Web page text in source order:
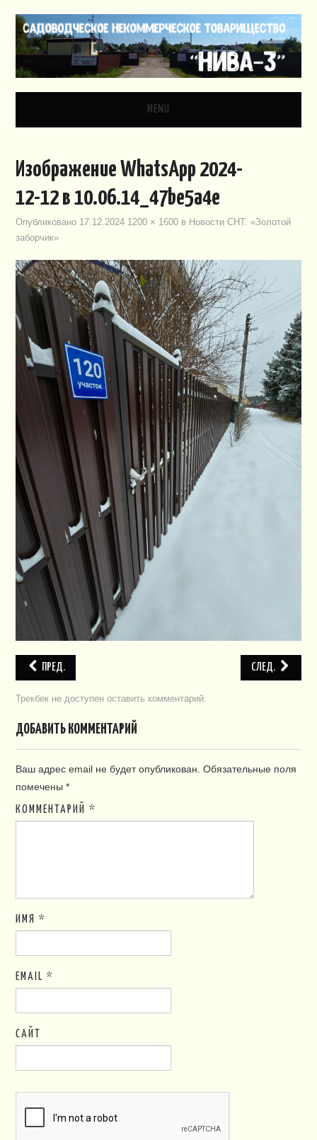
MENU
НОВОСТИ
ДОКУМЕНТЫ
ВИДЕО
ПЛАН СНТ
КОНТАКТЫ
СЛУЖБЫ
НАПИСАТЬ!
Изображение WhatsApp 2024-
12-12 в 10.06.14_47be5a4e
Опубликовано 17.12.2024 1200 × 1600 в Новости СНТ. «Золотой
заборчик»
ПРЕД. СЛЕД.
Трекбек не доступеноставить комментарий.
ДОБАВИТЬ КОММЕНТАРИЙ
Ваш адрес email не будет опубликован. Обязательные поля
помечены*
КОММЕНТАРИЙ*
ИМЯ*
EMAIL*
САЙТ